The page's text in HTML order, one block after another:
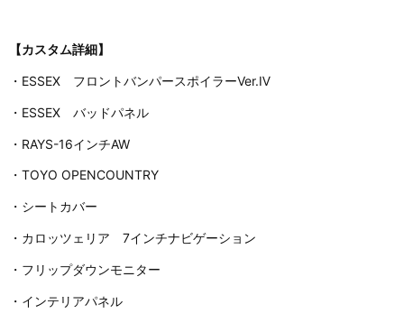
【カスタム詳細】
・ESSEX フロントバンパースポイラーVer.Ⅳ
・ESSEX バッドパネル
・RAYS-16インチAW
・TOYO OPENCOUNTRY
・シートカバー
・カロッツェリア 7インチナビゲーション
・フリップダウンモニター
・インテリアパネル